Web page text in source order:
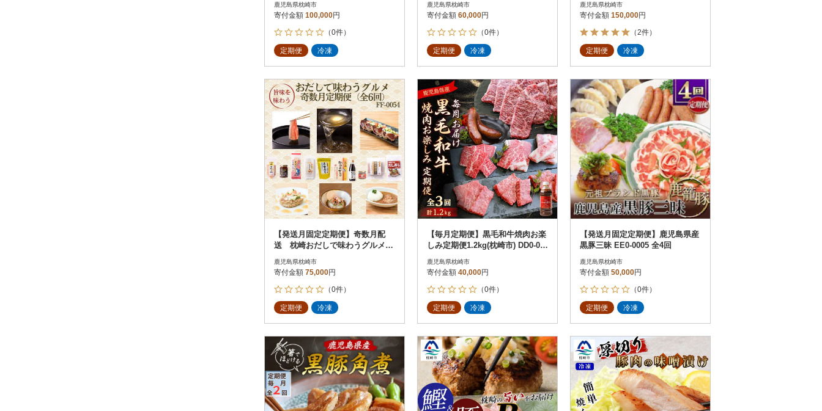
鹿児島県枕崎市
寄付金額 100,000円
（0件）
定期便 冷凍
鹿児島県枕崎市
寄付金額 60,000円
（0件）
定期便 冷凍
鹿児島県枕崎市
寄付金額 150,000円
（2件）
定期便 冷凍
【発送月固定定期便】奇数月配
送 枕崎おだしで味わうグルメ
鹿児島県枕崎市
寄付金額 75,000円
（0件）
定期便 冷凍
【毎月定期便】黒毛和牛焼肉お楽
しみ定期便1.2kg(枕崎市) DD0-00
鹿児島県枕崎市
寄付金額 40,000円
（0件）
定期便 冷凍
【発送月固定定期便】鹿児島県産
黒豚三昧 EE0-0005 全4回
鹿児島県枕崎市
寄付金額 50,000円
（0件）
定期便 冷凍